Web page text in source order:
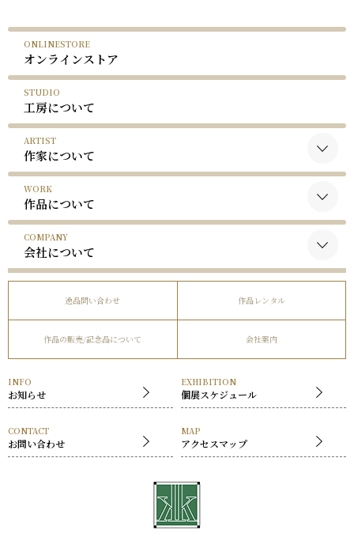
ONLINESTORE
オンラインストア
STUDIO
工房について
ARTIST
作家について
黒木国昭について
谷口榮について
略歴
受賞歴
WORK
作品について
黒木国昭の作品
谷口榮の作品
COMPANY
会社について
社長挨拶
逸品問い合わせ 作品レンタル
作品の販売/記念品について 会社案内
INFO
お知らせ
EXHIBITION
個展スケジュール
CONTACT
お問い合わせ
MAP
アクセスマップ